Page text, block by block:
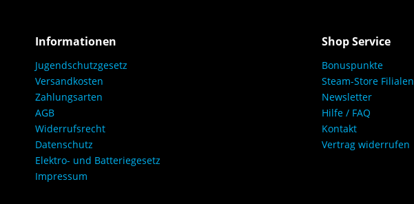
Informationen
Jugendschutzgesetz
Versandkosten
Zahlungsarten
AGB
Widerrufsrecht
Datenschutz
Elektro- und Batteriegesetz
Impressum
Shop Service
Bonuspunkte
Steam-Store Filialen
Newsletter
Hilfe / FAQ
Kontakt
Vertrag widerrufen